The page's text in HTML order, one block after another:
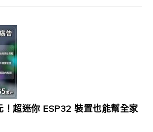
！超迷你 ESP32 裝置也能幫全家